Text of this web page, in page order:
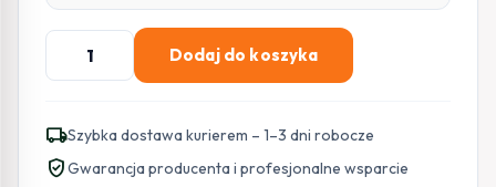
ilość
SWITCH
CS4226-
24ET-
240
Dodaj do koszyka
local_shippingSzybka dostawa kurierem – 1–3 dni robocze
verified_userGwarancja producenta i profesjonalne wsparcie